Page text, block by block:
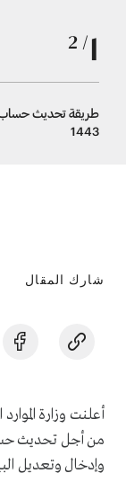
طريقة تحديث حساب
1443
شارك المقال
أعلنت وزارة الموارد
من أجلتحديث حساب
وإدخال وتعديل